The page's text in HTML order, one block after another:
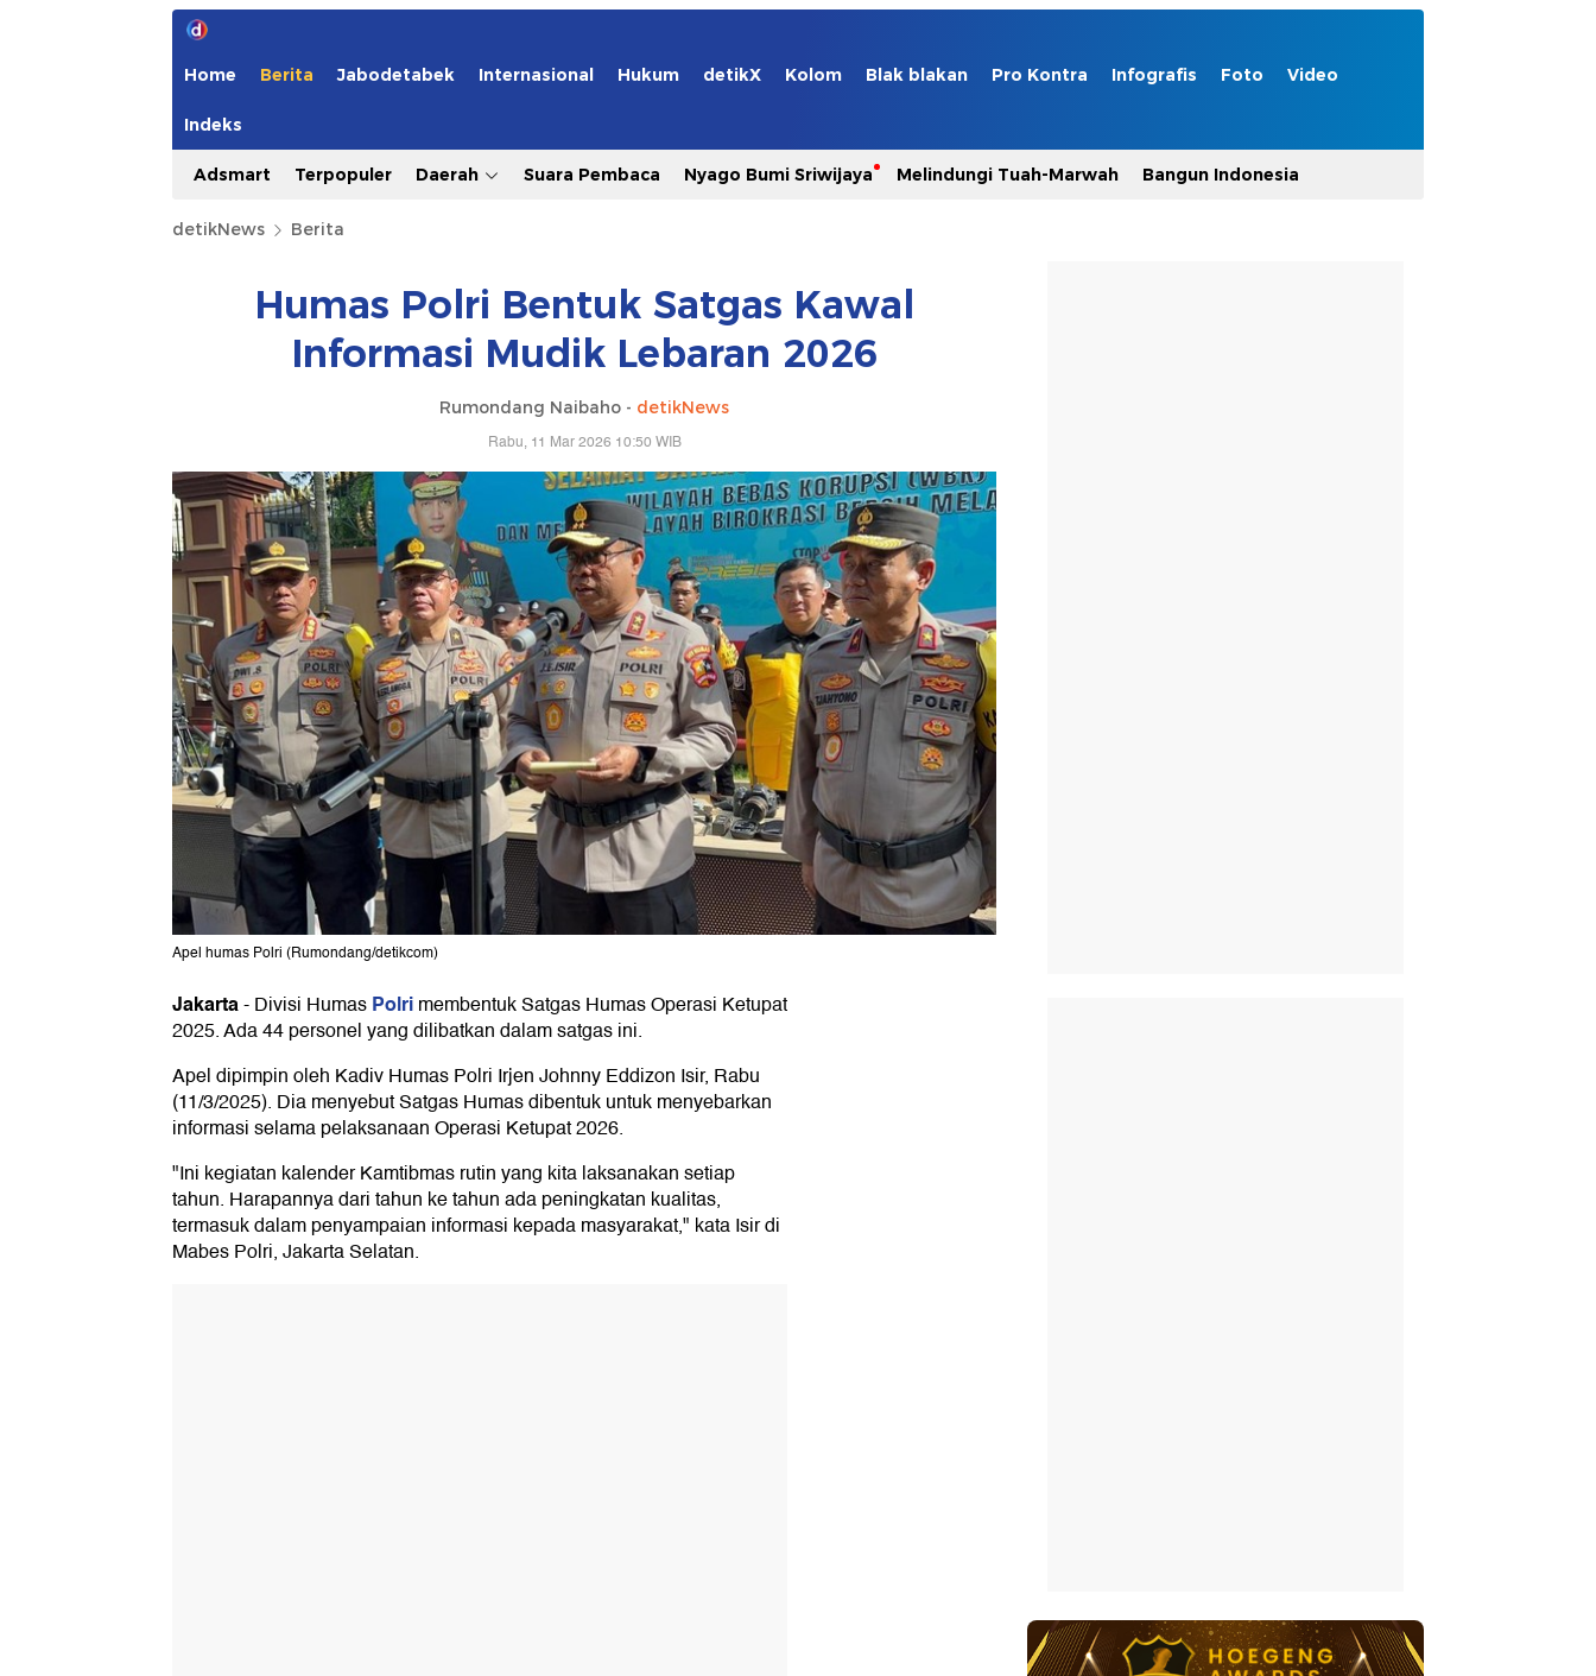
Home Berita Jabodetabek Internasional Hukum detikX Kolom Blak blakan Pro Kontra Infografis Foto Video
Indeks
Adsmart Terpopuler Daerah Suara Pembaca Nyago Bumi Sriwijaya Melindungi Tuah-Marwah Bangun Indonesia
detikNews Berita
Humas Polri Bentuk Satgas Kawal
Informasi Mudik Lebaran 2026
Rumondang Naibaho - detikNews
Rabu, 11 Mar 2026 10:50 WIB
Apel humas Polri (Rumondang/detikcom)
Jakarta-Divisi HumasPolrimembentuk Satgas Humas Operasi Ketupat
2025. Ada 44 personel yang dilibatkan dalam satgas ini.
Apel dipimpin oleh Kadiv Humas Polri Irjen Johnny Eddizon Isir, Rabu
(11/3/2025). Dia menyebut Satgas Humas dibentuk untuk menyebarkan
informasi selama pelaksanaan Operasi Ketupat 2026.
"Ini kegiatan kalender Kamtibmas rutin yang kita laksanakan setiap
tahun. Harapannya dari tahun ke tahun ada peningkatan kualitas,
termasuk dalam penyampaian informasi kepada masyarakat," kata Isir di
Mabes Polri, Jakarta Selatan.